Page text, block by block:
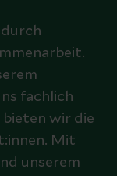
fachlich
bieten wir die
Mit
unserem